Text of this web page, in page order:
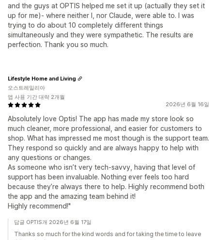
and the guys at OPTIS helped me set it up (actually they set it
up for me)- where neither I, nor Claude, were able to. I was
trying to do about 10 completely different things
simultaneously and they were sympathetic. The results are
perfection. Thank you so much.
2026년 6월 16일
Absolutely love Optis! The app has made my store look so
much cleaner, more professional, and easier for customers to
shop. What has impressed me most though is the support team.
They respond so quickly and are always happy to help with
any questions or changes.
As someone who isn’t very tech-savvy, having that level of
support has been invaluable. Nothing ever feels too hard
because they’re always there to help. Highly recommend both
the app and the amazing team behind it!
Highly recommend!"
Lifestyle Home and Living
오스트레일리아
앱 사용 기간 대략 2개월
답글 OPTIS개 2026년 6월 17일
Thanks so much for the kind words and for taking the time to leave